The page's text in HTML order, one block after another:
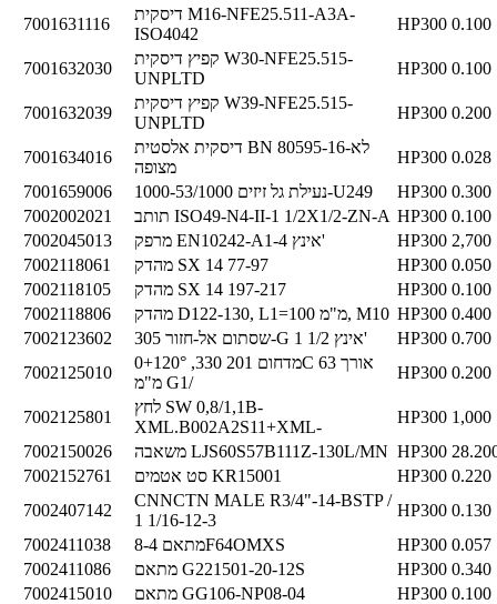
7001631116
דיסקית M16-NFE25.511-A3A-
ISO4042
HP300 0.100
7001632030
קפיץ דיסקית W30-NFE25.515-
UNPLTD
HP300 0.100
7001632039
קפיץ דיסקית W39-NFE25.515-
UNPLTD
HP300 0.200
7001634016
דיסקית אלסטית BN 80595-16-לא
מצופה
HP300 0.028
7001659006
נעילת גל זיזים 1000-53/1000-U249 HP300 0.300
7002002021
תותב ISO49-N4-II-1 1/2X1/2-ZN-A HP300 0.100
7002045013
מרפק EN10242-A1-4 אינץ' HP300 2,700
7002118061
מהדק SX 14 77-97 HP300 0.050
7002118105
מהדק SX 14 197-217 HP300 0.100
7002118806
מהדק D122-130, L1=100 מ"מ, M10 HP300 0.400
7002123602
שסתום אל-חזור 305-G 1 1/2 אינץ' HP300 0.700
7002125010
מדחום 201 330, 0+120°C אורך 63
מ"מ G1/
HP300 0.200
7002125801
לחץ SW 0,8/1,1B-
XML.B002A2S11+XML-
HP300 1,000
7002150026
משאבה LJS60S57B111Z-130L/MN HP300
7002152761
סט אטמים KR15001 HP300 0.220
7002407142
CNNCTN MALE R3/4"-14-BSTP /
1 1/16-12-3
HP300 0.130
7002411038
מתאם 8-4F64OMXS HP300 0.057
7002411086
מתאם G221501-20-12S HP300 0.340
7002415010
מתאם GG106-NP08-04 HP300 0.100